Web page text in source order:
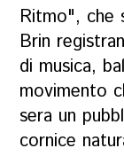
Ritmo", che
Brin
di musica,
movimento
sera un
cornice